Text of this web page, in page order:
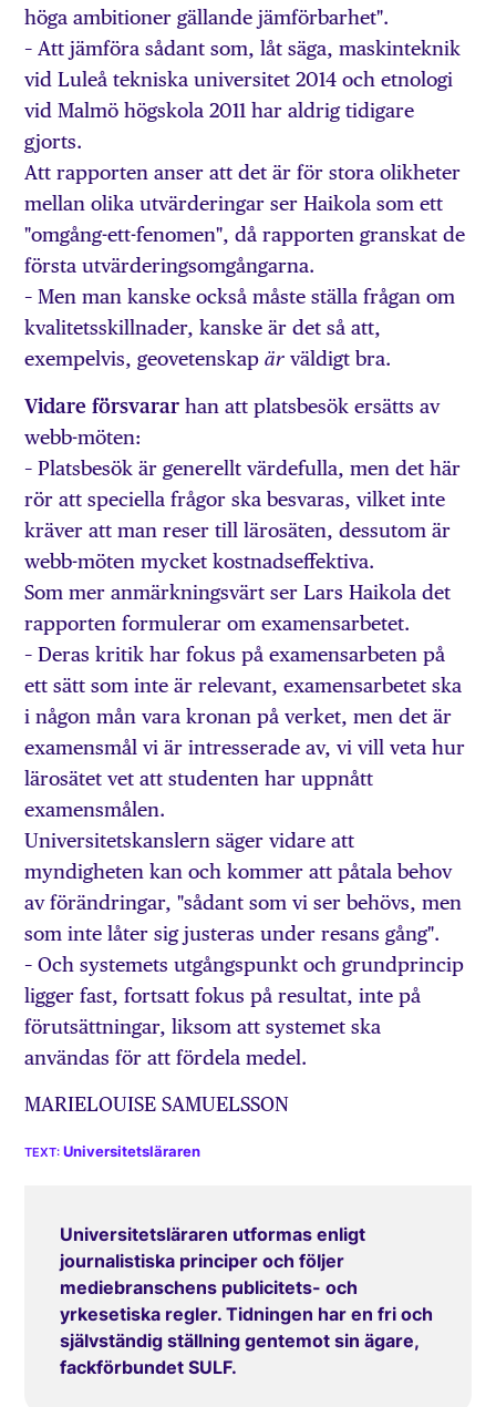
höga ambitioner gällande jämförbarhet".
– Att jämföra sådant som, låt säga, maskinteknik
vid Luleå tekniska universitet 2014 och etnologi
vid Malmö högskola 2011 har aldrig tidigare
gjorts.
Att rapporten anser att det är för stora olikheter
mellan olika utvärderingar ser Haikola som ett
"omgång-ett-fenomen", då rapporten granskat de
första utvärderingsomgångarna.
– Men man kanske också måste ställa frågan om
kvalitetsskillnader, kanske är det så att,
exempelvis, geovetenskapär väldigt bra.
Vidare försvarar han att platsbesök ersätts av
webb-möten:
– Platsbesök är generellt värdefulla, men det här
rör att speciella frågor ska besvaras, vilket inte
kräver att man reser till lärosäten, dessutom är
webb-möten mycket kostnadseffektiva.
Som mer anmärkningsvärt ser Lars Haikola det
rapporten formulerar om examensarbetet.
– Deras kritik har fokus på examensarbeten på
ett sätt som inte är relevant, examensarbetet ska
i någon mån vara kronan på verket, men det är
examensmål vi är intresserade av, vi vill veta hur
lärosätet vet att studenten har uppnått
examensmålen.
Universitetskanslern säger vidare att
myndigheten kan och kommer att påtala behov
av förändringar, "sådant som vi ser behövs, men
som inte låter sig justeras under resans gång".
– Och systemets utgångspunkt och grundprincip
ligger fast, fortsatt fokus på resultat, inte på
förutsättningar, liksom att systemet ska
användas för att fördela medel.
MARIELOUISE SAMUELSSON
Universitetsläraren
Universitetsläraren utformas enligt
journalistiska principer och följer
mediebranschens publicitets- och
yrkesetiska regler. Tidningen har en fri och
självständig ställning gentemot sin ägare,
fackförbundet SULF.